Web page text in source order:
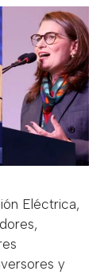
Eléctrica,
y